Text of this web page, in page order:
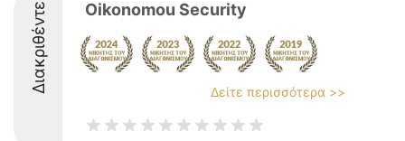
Διακριθέντες Oikonomou Security
Δείτε περισσότερα >>